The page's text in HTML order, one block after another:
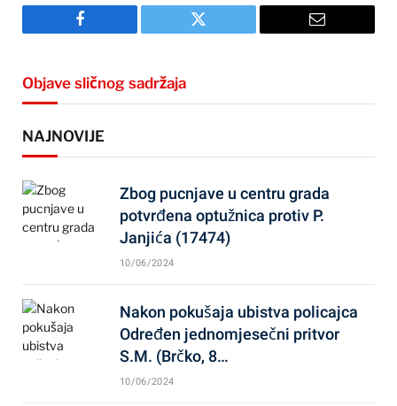
Facebook Twitter Email
Objave sličnog sadržaja
NAJNOVIJE
Zbog pucnjave u centru grada
potvrđena optužnica protiv P.
Janjića (17474)
10/06/2024
Nakon pokušaja ubistva policajca
Određen jednomjesečni pritvor
S.M. (Brčko, 8…
10/06/2024